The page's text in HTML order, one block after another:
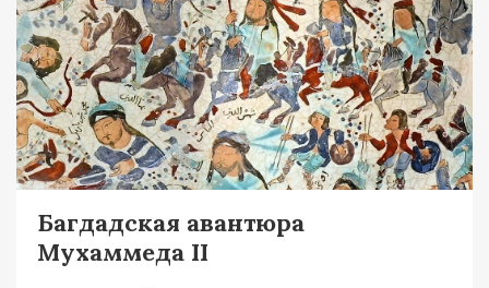
Багдадская авантюра
Мухаммеда II